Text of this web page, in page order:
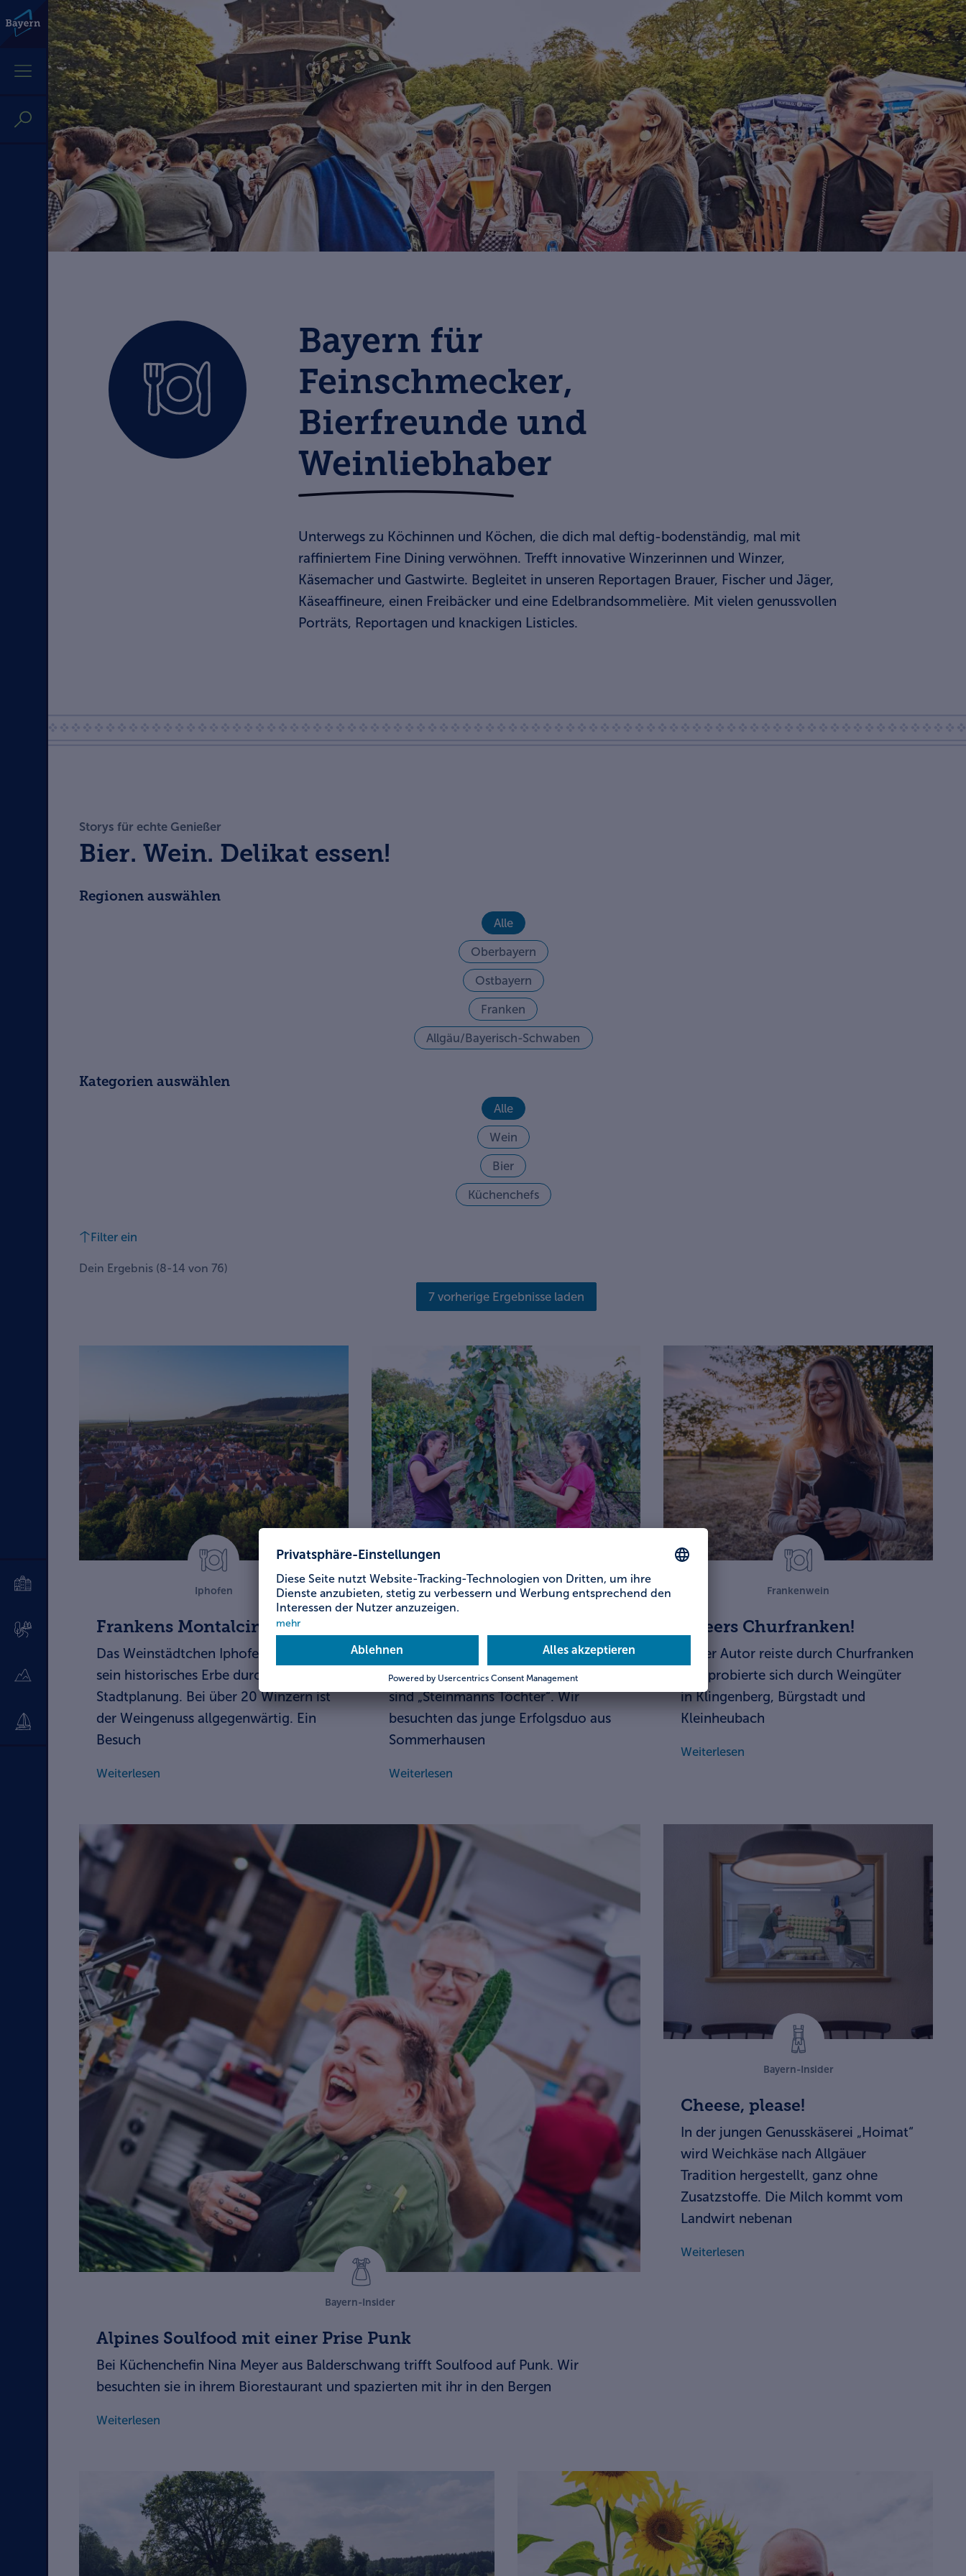
Bayern für
Feinschmecker,
Bierfreunde und
Weinliebhaber
Unterwegs zu Köchinnen und Köchen, die dich mal deftig-bodenständig, mal mit
raffiniertem Fine Dining verwöhnen. Trefft innovative Winzerinnen und Winzer,
Käsemacher und Gastwirte. Begleitet in unseren Reportagen Brauer, Fischer und Jäger,
Käseaffineure, einen Freibäcker und eine Edelbrandsommelière. Mit vielen genussvollen
Porträts, Reportagen und knackigen Listicles.
Storys für echte Genießer
Bier. Wein. Delikat essen!
Regionen auswählen
Alle
Oberbayern
Ostbayern
Franken
Allgäu/Bayerisch-Schwaben
Kategorien auswählen
Alle
Wein
Bier
Küchenchefs
Filter ein
Dein Ergebnis (8-14 von 76)
7 vorherige Ergebnisse laden
Iphofen
Frankens Montalcino
Das Weinstädtchen Iphofen bewahrt
sein historisches Erbe durch schlaue
Stadtplanung. Bei über 20 Winzern ist
der Weingenuss allgegenwärtig. Ein
Besuch
Weiterlesen
Bayern-Insider
Die Jungwinzerinnen und früheren
Weinprinzessinnen Pauline und Anna
sind „Steinmanns Töchter“. Wir
besuchten das junge Erfolgsduo aus
Sommerhausen
Weiterlesen
Frankenwein
Cheers Churfranken!
Unser Autor reiste durch Churfranken
und probierte sich durch Weingüter
in Klingenberg, Bürgstadt und
Kleinheubach
Weiterlesen
Bayern-Insider
Alpines Soulfood mit einer Prise Punk
Bei Küchenchefin Nina Meyer aus Balderschwang trifft Soulfood auf Punk. Wir
besuchten sie in ihrem Biorestaurant und spazierten mit ihr in den Bergen
Weiterlesen
Bayern-Insider
Cheese, please!
In der jungen Genusskäserei „Hoimat“
wird Weichkäse nach Allgäuer
Tradition hergestellt, ganz ohne
Zusatzstoffe. Die Milch kommt vom
Landwirt nebenan
Weiterlesen